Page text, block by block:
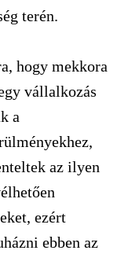
terén.
hogy mekkora
vállalkozás
a
az ilyen
ezért
ebben az